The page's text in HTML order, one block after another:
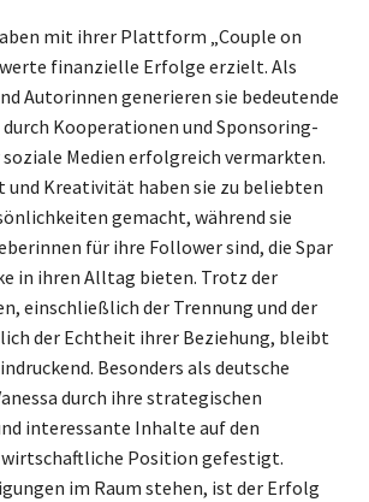
mit ihrer Plattform „Couple on
finanzielle Erfolge erzielt. Als
Autorinnen generieren sie bedeutende
Kooperationen und Sponsoring-
soziale Medien erfolgreich vermarkten.
Kreativität haben sie zu beliebten
gemacht, während sie
für ihre Follower sind, die Spar
in ihren Alltag bieten. Trotz der
einschließlich der Trennung und der
der Echtheit ihrer Beziehung, bleibt
Besonders als deutsche
durch ihre strategischen
interessante Inhalte auf den
Position gefestigt.
im Raum stehen, ist der Erfolg